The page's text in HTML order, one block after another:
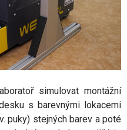
simulovat montážní
s barevnými lokacemi
puky) stejných barev a poté